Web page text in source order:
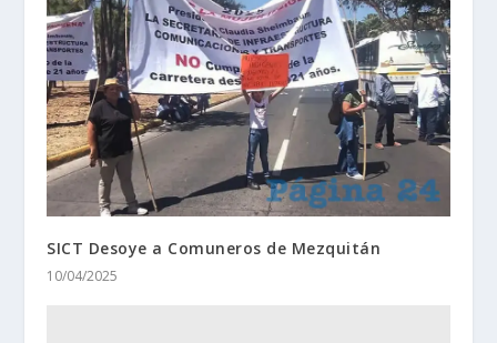
SICT Desoye a Comuneros de Mezquitán
10/04/2025